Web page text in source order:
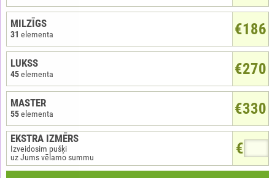
€186
MILZĪGS
31 elementa
€270
LUKSS
45elementa
€330
MASTER
55elementa
€
EKSTRA IZMĒRS
Izveidosim pušķi
uz Jums vēlamo summu